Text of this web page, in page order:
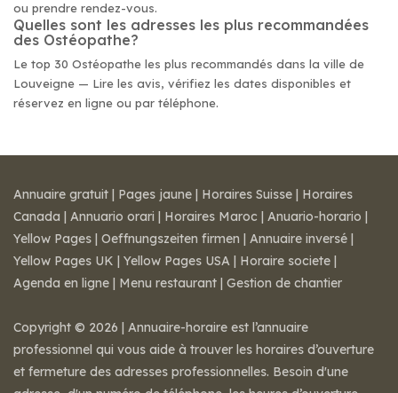
ou prendre rendez-vous.
Quelles sont les adresses les plus recommandées
des Ostéopathe?
Le top 30 Ostéopathe les plus recommandés dans la ville de
Louveigne — Lire les avis, vérifiez les dates disponibles et
réservez en ligne ou par téléphone.
Annuaire gratuit | Pages jaune | Horaires Suisse | Horaires
Canada | Annuario orari | Horaires Maroc | Anuario-horario |
Yellow Pages | Oeffnungszeiten firmen | Annuaire inversé |
Yellow Pages UK | Yellow Pages USA | Horaire societe |
Agenda en ligne | Menu restaurant | Gestion de chantier
Copyright © 2026 | Annuaire-horaire est l’annuaire
professionnel qui vous aide à trouver les horaires d’ouverture
et fermeture des adresses professionnelles. Besoin d'une